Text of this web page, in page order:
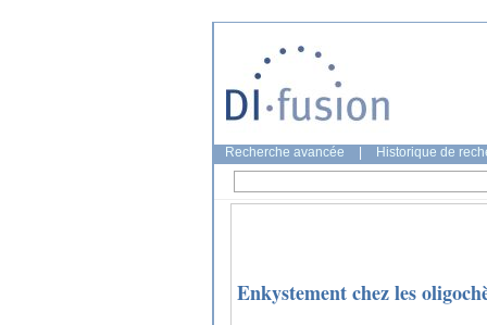
Recherche avancée Historique de
Enkystement chez les